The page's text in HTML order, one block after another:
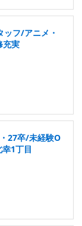
ッフ/アニメ・
充実
27卒/未経験O
1丁目